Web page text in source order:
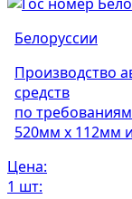
Белоруссии
Производство
средств
по
520мм х 112мм
Цена:
1 шт: